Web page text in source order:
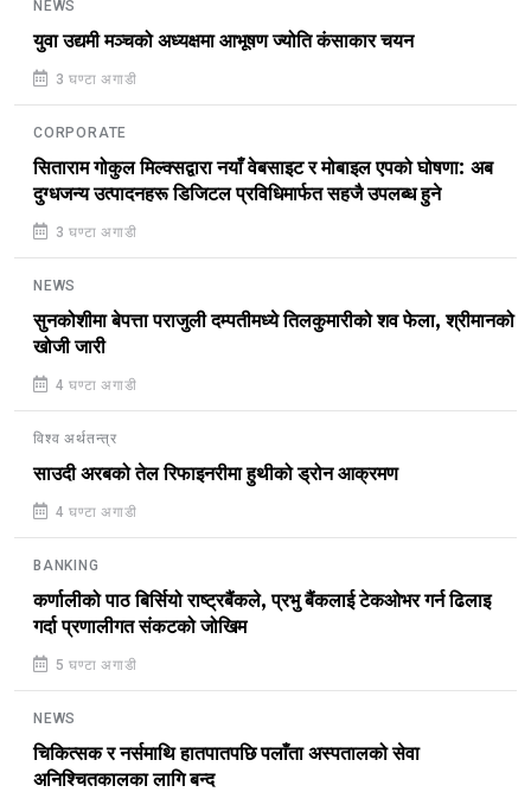
NEWS
युवा उद्यमी मञ्चको अध्यक्षमा आभूषण ज्योति कंसाकार चयन
3 घण्टा अगाडी
CORPORATE
सिताराम गोकुल मिल्क्सद्वारा नयाँ वेबसाइट र मोबाइल एपको घोषणा: अब
दुग्धजन्य उत्पादनहरू डिजिटल प्रविधिमार्फत सहजै उपलब्ध हुने
3 घण्टा अगाडी
NEWS
सुनकोशीमा बेपत्ता पराजुली दम्पतीमध्ये तिलकुमारीको शव फेला, श्रीमानको
खोजी जारी
4 घण्टा अगाडी
विश्व अर्थतन्त्र
साउदी अरबको तेल रिफाइनरीमा हुथीको ड्रोन आक्रमण
4 घण्टा अगाडी
BANKING
कर्णालीको पाठ बिर्सियो राष्ट्रबैंकले, प्रभु बैंकलाई टेकओभर गर्न ढिलाइ
गर्दा प्रणालीगत संकटको जोखिम
5 घण्टा अगाडी
NEWS
चिकित्सक र नर्समाथि हातपातपछि पलाँता अस्पतालको सेवा
अनिश्चितकालका लागि बन्द